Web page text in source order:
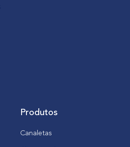
Produtos
Canaletas